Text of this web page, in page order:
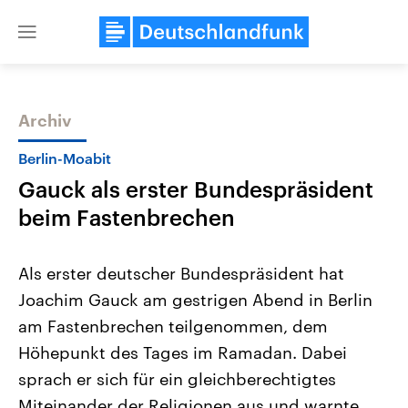
Close
Themen
Landtagswahl Sachsen-Anhalt
2026
Alle Informationen
Sachsen-Anhalt wählt am 6.
September 2026 einen neuen
Landtag. Seit 2021 wird das
Bundesland von einer Koalition aus
Aktuelle Beiträge,
Hintergründe
Wirtschaftlich und
gehören die Vereinigten
den mächtigsten Ländern
mit großem Einfluss auf
Archiv
Berlin-Moabit
Gauck als erster Bundespräsident
beim Fastenbrechen
Als erster deutscher Bundespräsident hat
Joachim Gauck am gestrigen Abend in Berlin
am Fastenbrechen teilgenommen, dem
Höhepunkt des Tages im Ramadan. Dabei
sprach er sich für ein gleichberechtigtes